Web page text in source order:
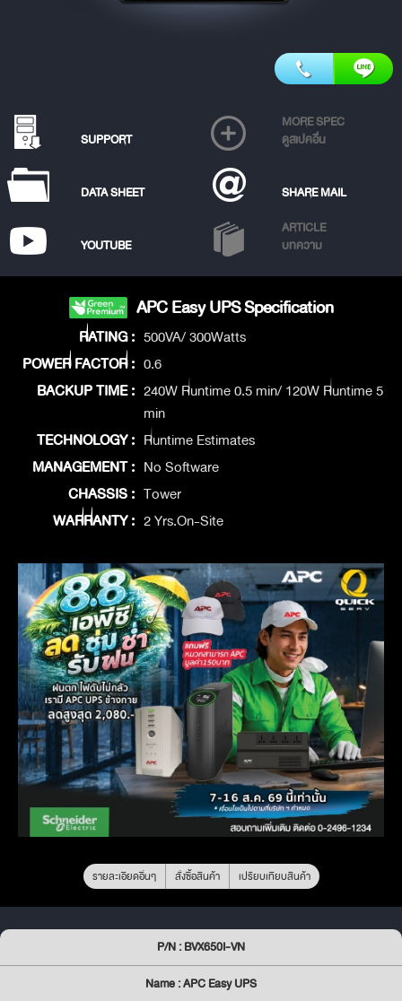
SUPPORT
MORE SPEC
ดูสเปคอื่น
DATA SHEET SHARE MAIL
YOUTUBE
ARTICLE
บทความ
APC Easy UPS Specification
RATING : 500VA/ 300Watts
POWER FACTOR : 0.6
BACKUP TIME : 240W Runtime 0.5 min/ 120W Runtime 5
min
TECHNOLOGY : Runtime Estimates
MANAGEMENT : No Software
CHASSIS : Tower
WARRANTY : 2 Yrs.On-Site
รายละเอียดอื่นๆ สั่งซื้อสินค้า เปรียบเทียบสินค้า
P/N : BVX650I-VN
Name : APC Easy UPS